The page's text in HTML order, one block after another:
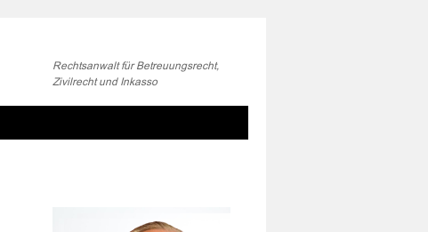
Rechtsanwalt für Betreuungsrecht,
Zivilrecht und Inkasso